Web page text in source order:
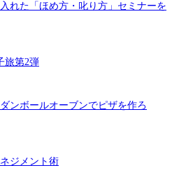
れた「ほめ方・叱り方」セミナーを
旅第2弾
ンボールオーブンでピザを作ろ
ジメント術